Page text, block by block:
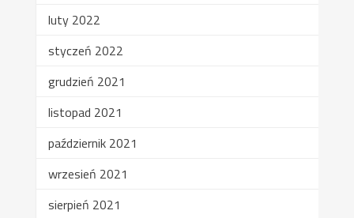
luty 2022
styczeń 2022
grudzień 2021
listopad 2021
październik 2021
wrzesień 2021
sierpień 2021